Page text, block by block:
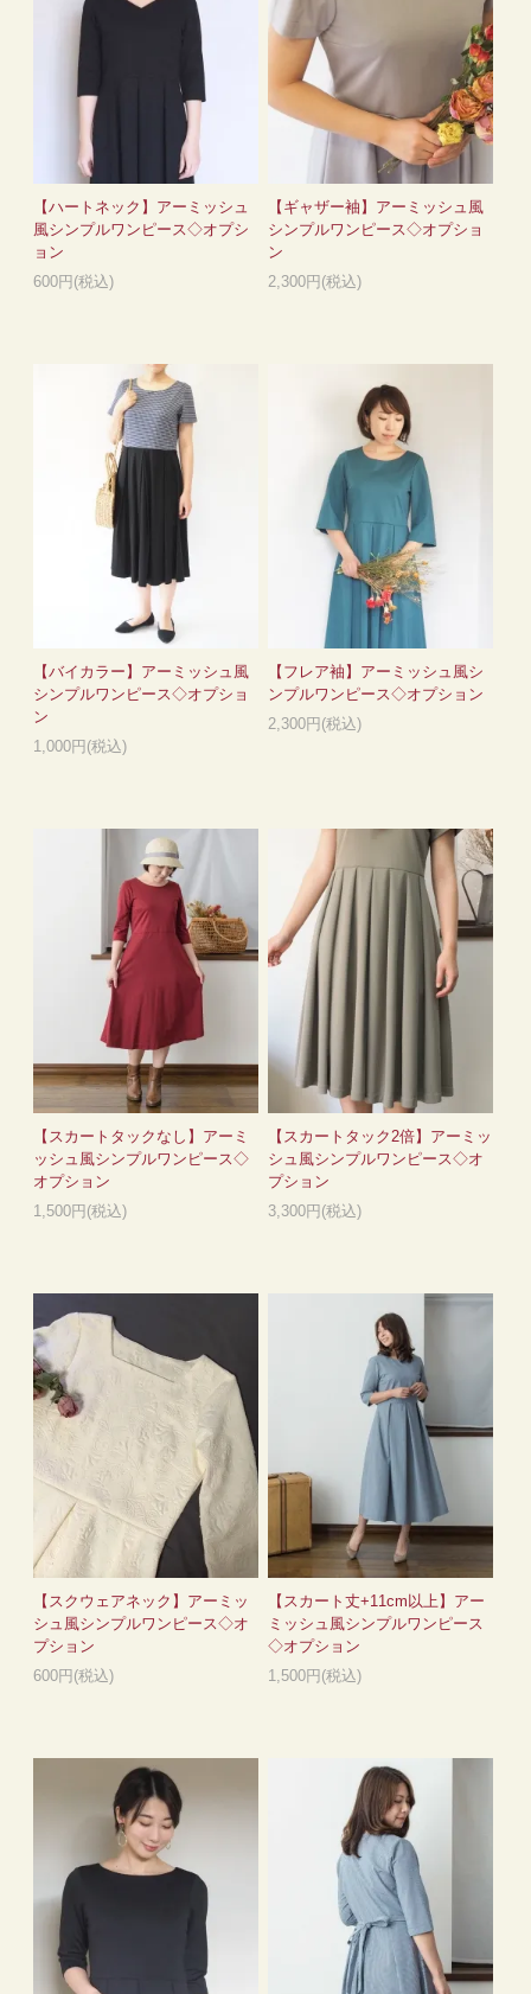
【ハートネック】アーミッシュ
風シンプルワンピース◇オプシ
ョン
600円(税込)
【ギャザー袖】アーミッシュ風
シンプルワンピース◇オプショ
ン
2,300円(税込)
【バイカラー】アーミッシュ風
シンプルワンピース◇オプショ
ン
1,000円(税込)
【フレア袖】アーミッシュ風シ
ンプルワンピース◇オプション
2,300円(税込)
【スカートタックなし】アーミ
ッシュ風シンプルワンピース◇
オプション
1,500円(税込)
【スカートタック2倍】アーミッ
シュ風シンプルワンピース◇オ
プション
3,300円(税込)
【スクウェアネック】アーミッ
シュ風シンプルワンピース◇オ
プション
600円(税込)
【スカート丈+11cm以上】アー
ミッシュ風シンプルワンピース
◇オプション
1,500円(税込)